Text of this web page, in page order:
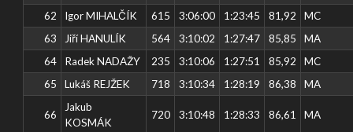
62 Igor MIHALČÍK 615 3:06:00 1:23:45 81,92
MC
63
Jiří HANULÍK 564 3:10:02 1:27:47 85,85
MA
64
Radek NADAŽY 235 3:10:06 1:27:51 85,92
MC
65
Lukáš REJŽEK 718 3:10:34 1:28:19 86,38 MA
66
Jakub
KOSMÁK
720 3:10:48 1:28:33 86,61 MA